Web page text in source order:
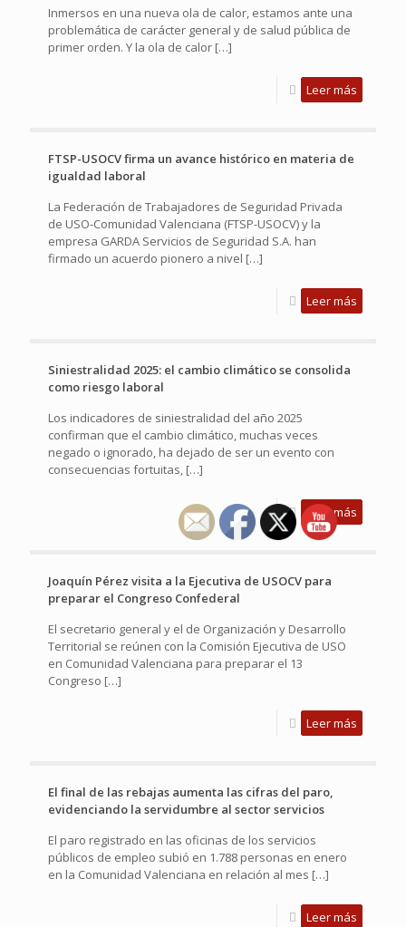
Inmersos en una nueva ola de calor, estamos ante una
problemática de carácter general y de salud pública de
primer orden. Y la ola de calor […]
Leer más
FTSP-USOCV firma un avance histórico en materia de
igualdad laboral
La Federación de Trabajadores de Seguridad Privada
de USO-Comunidad Valenciana (FTSP-USOCV) y la
empresa GARDA Servicios de Seguridad S.A. han
firmado un acuerdo pionero a nivel […]
Leer más
Siniestralidad 2025: el cambio climático se consolida
como riesgo laboral
Los indicadores de siniestralidad del año 2025
confirman que el cambio climático, muchas veces
negado o ignorado, ha dejado de ser un evento con
consecuencias fortuitas, […]
Leer más
Joaquín Pérez visita a la Ejecutiva de USOCV para
preparar el Congreso Confederal
El secretario general y el de Organización y Desarrollo
Territorial se reúnen con la Comisión Ejecutiva de USO
en Comunidad Valenciana para preparar el 13
Congreso […]
Leer más
El final de las rebajas aumenta las cifras del paro,
evidenciando la servidumbre al sector servicios
El paro registrado en las oficinas de los servicios
públicos de empleo subió en 1.788 personas en enero
en la Comunidad Valenciana en relación al mes […]
Leer más